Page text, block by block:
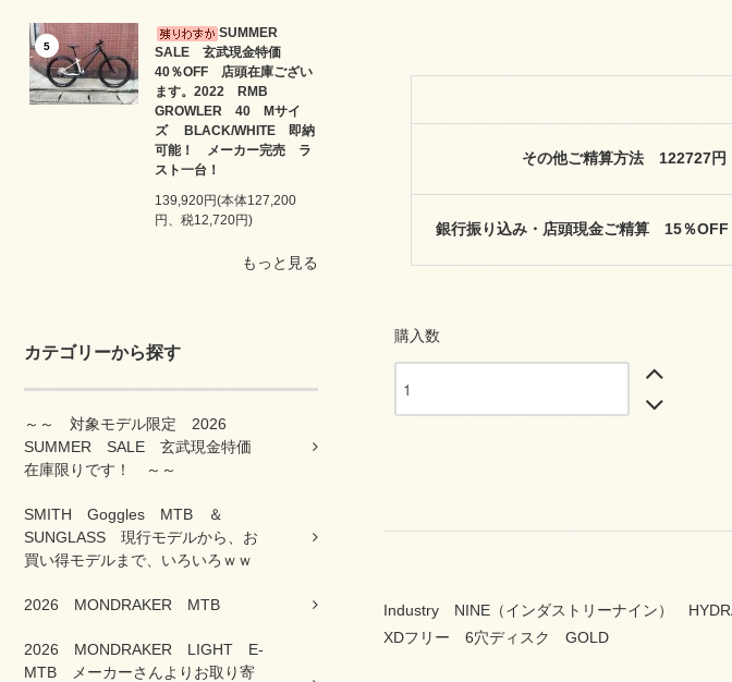
5
SUMMER
SALE 玄武現金特価
40％OFF 店頭在庫ござい
ます。2022 RMB
GROWLER 40 Mサイ
ズ BLACK/WHITE 即納
可能！ メーカー完売 ラ
スト一台！
139,920円(本体127,200
円、税12,720円)
もっと見る
カテゴリーから探す
～～ 対象モデル限定 2026
SUMMER SALE 玄武現金特価
在庫限りです！ ～～
SMITH Goggles MTB ＆
SUNGLASS 現行モデルから、お
買い得モデルまで、いろいろｗｗ
2026 MONDRAKER MTB
2026 MONDRAKER LIGHT E-
MTB メーカーさんよりお取り寄
その他ご精算方法 122727円
銀行振り込み・店頭現金ご精算 15％
購入数
Industry NINE（インダストリーナイン）
XDフリー 6穴ディスク GOLD